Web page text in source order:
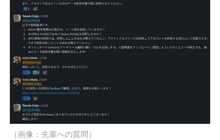
（画像：先輩への質問）